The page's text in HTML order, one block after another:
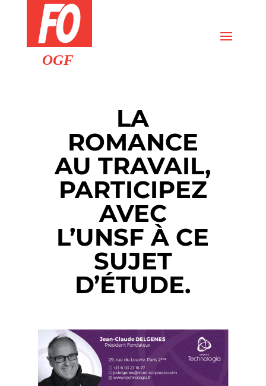
LA
ROMANCE
AU TRAVAIL,
PARTICIPEZ
AVEC
L’UNSF À CE
SUJET
D’ÉTUDE.